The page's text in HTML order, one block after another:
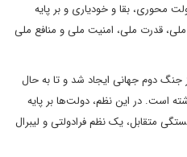
محوری، بقا و خودیاری و بر پایه
قدرت ملی، امنیت ملی و منافع ملی
دوم جهانی ایجاد شد و تا به حال
است. در این نظم، دولت‌ها بر پایه
متقابل، یک نظم فرادولتی و لیبرال